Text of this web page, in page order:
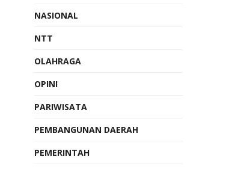
NASIONAL
NTT
OLAHRAGA
OPINI
PARIWISATA
PEMBANGUNAN DAERAH
PEMERINTAH